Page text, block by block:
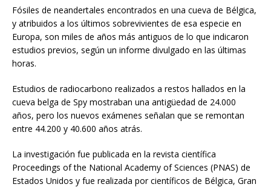
Fósiles de neandertales encontrados en una cueva de Bélgica,
y atribuidos a los últimos sobrevivientes de esa especie en
Europa, son miles de años más antiguos de lo que indicaron
estudios previos, según un informe divulgado en las últimas
horas.
Estudios de radiocarbono realizados a restos hallados en la
cueva belga de Spy mostraban una antigüedad de 24.000
años, pero los nuevos exámenes señalan que se remontan
entre 44.200 y 40.600 años atrás.
La investigación fue publicada en la revista científica
Proceedings of the National Academy of Sciences (PNAS) de
Estados Unidos y fue realizada por científicos de Bélgica, Gran